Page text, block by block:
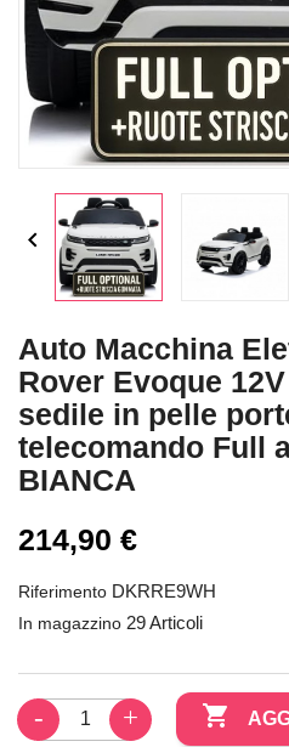

Auto Macchina
Rover Evoque
sedile in pelle
telecomando Full
BIANCA
214,90 €
Riferimento DKRRE9WH
In magazzino 29 Articoli
